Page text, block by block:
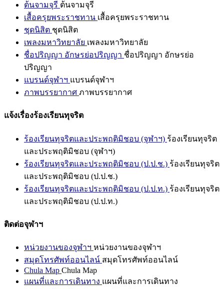
ต้นจามจุรี ต้นจามจุรี
เสื้อครุยพระราชทาน เสื้อครุยพระราชทาน
ชุดนิสิต ชุดนิสิต
เพลงมหาวิทยาลัย เพลงมหาวิทยาลัย
ชื่อปริญญา อักษรย่อปริญญา ชื่อปริญญา อักษรย่อ
ปริญญา
แบรนด์จุฬาฯ แบรนด์จุฬาฯ
ภาพบรรยากาศ ภาพบรรยากาศ
แจ้งเรื่องร้องเรียนทุจริต
ร้องเรียนทุจริตและประพฤติมิชอบ (จุฬาฯ) ร้องเรียนทุจริต
และประพฤติมิชอบ (จุฬาฯ)
ร้องเรียนทุจริตและประพฤติมิชอบ (ป.ป.ช.) ร้องเรียนทุจริต
และประพฤติมิชอบ (ป.ป.ช.)
ร้องเรียนทุจริตและประพฤติมิชอบ (ป.ป.ท.) ร้องเรียนทุจริต
และประพฤติมิชอบ (ป.ป.ท.)
ติดต่อจุฬาฯ
หน่วยงานของจุฬาฯ หน่วยงานของจุฬาฯ
สมุดโทรศัพท์ออนไลน์ สมุดโทรศัพท์ออนไลน์
Chula Map Chula Map
แผนที่และการเดินทาง แผนที่และการเดินทาง